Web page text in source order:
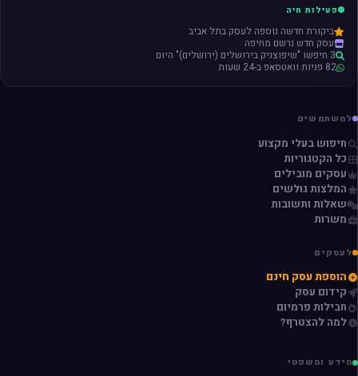
פעילות חיה
ביקורת חדשה נוספה לעסק בתל אביב
עסק חדש נרשם מחיפה
3 חיפשו "שיפוצניק בירושלים (ירושלים)" היום
82 פניות וואטסאפ ב-24 שעות
למשתמשים
חיפוש בעלי מקצוע
כל הקטגוריות
עסקים מובילים
המלצות גולשים
שאלות ותשובות
משרות
לעסקים
הוספת עסק חינם
קידום עסק
חבילות פרמיום
למה להצטרף?
מידע ומשפטי